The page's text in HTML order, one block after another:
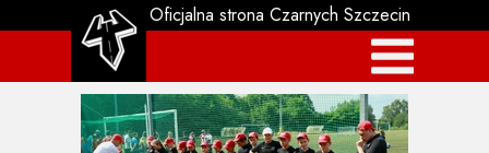
Oficjalna strona Czarnych Szczecin